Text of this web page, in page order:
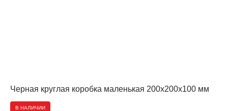
Черная круглая коробка маленькая 200x200x100 мм
В НАЛИЧИИ